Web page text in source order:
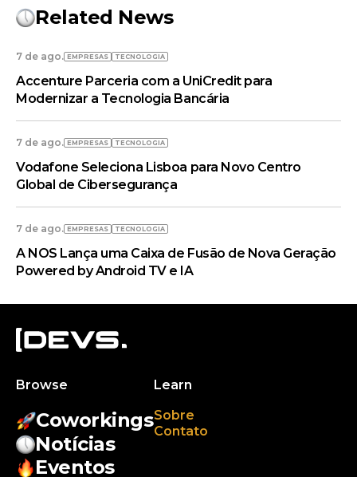
Related News
7 de ago. EMPRESAS TECNOLOGIA
Accenture Parceria com a UniCredit para
Modernizar a Tecnologia Bancária
7 de ago. EMPRESAS TECNOLOGIA
Vodafone Seleciona Lisboa para Novo Centro
Global de Cibersegurança
7 de ago. EMPRESAS TECNOLOGIA
A NOS Lança uma Caixa de Fusão de Nova Geração
Powered by Android TV e IA
Browse
Coworkings
Notícias
Eventos
Learn
Sobre
Contato